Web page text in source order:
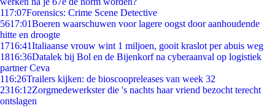
117:07Forensics: Crime Scene Detective
5617:01Boeren waarschuwen voor lagere oogst door aanhoudende
hitte en droogte
1716:41Italiaanse vrouw wint 1 miljoen, gooit kraslot per abuis weg
1816:36Datalek bij Bol en de Bijenkorf na cyberaanval op logistiek
partner Ceva
116:26Trailers kijken: de bioscoopreleases van week 32
2316:12Zorgmedewerkster die 's nachts haar vriend bezocht terecht
ontslagen